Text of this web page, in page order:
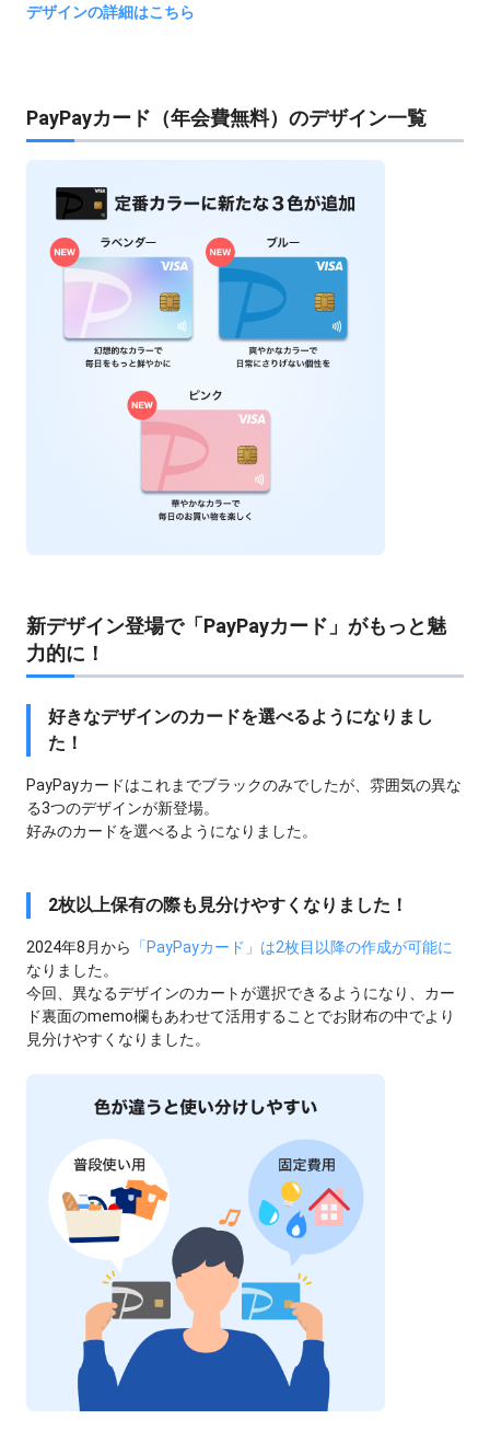
デザインの詳細はこちら
PayPayカード（年会費無料）のデザイン一覧
新デザイン登場で「PayPayカード」がもっと魅
力的に！
好きなデザインのカードを選べるようになりまし
た！
PayPayカードはこれまでブラックのみでしたが、雰囲気の異な
る3つのデザインが新登場。
好みのカードを選べるようになりました。
2枚以上保有の際も見分けやすくなりました！
2024年8月から
「PayPayカード」は2枚目以降の作成が可能に
なりました。
今回、異なるデザインのカートが選択できるようになり、カー
ド裏面のmemo欄もあわせて活用することでお財布の中でより
見分けやすくなりました。